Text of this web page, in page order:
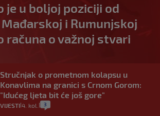
je u boljoj poziciji od
i Rumunjskoj
računa o važnoj stvari
Stručnjak o prometnom kolapsu u
Konavlima na granici s Crnom Gorom:
"Idućeg ljeta bit će još gore"
VIJESTI 4. kol. 3